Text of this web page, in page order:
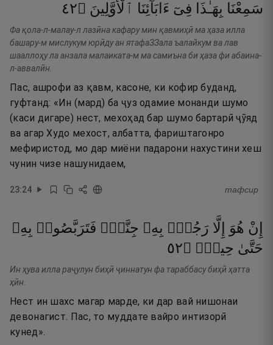
سَمِعْنَا بِهَـٰذَا فِىٓ ءَابَآئِنَا ٱلْأَوَّلِينَ ۝٢٤
Фа қола-л-малау-л лазӣна кафару мин қавмиҳӣ ма ҳаза илла
башару-м мислукум юрӣду ан ятафаЗЗала ъалайкум ва лав
шааллоҳу ла анзала малаиката-м ма самиъна би ҳаза фи абаина-
л-аввалӣн.
Пас, ашрофи аз қавм, касоне, ки кофир буданд,
гуфтанд: «Ин (мард) ба ҷуз одамие монанди шумо
(каси дигаре) нест, мехоҳад бар шумо бартарӣ ҷӯяд
ва агар Худо мехост, албатта, фариштагонро
мефиристод, мо дар миёни падарони нахустини хеш
чунин чизе нашунидаем,
23:24 тафсир
إِنْ هُوَ إِلَّا رَجُلٌۢ بِهِۦ جِنَّةٌۭ فَتَرَبَّصُوا۟ بِهِۦ
حَتَّىٰ حِينٍۢ ۝٢٥
Ин ҳува илла раҷулун биҳӣ ҷиннатун фа тараббасу биҳӣ ҳатта
ҳӣн.
Нест ин шахс магар марде, ки дар вай нишонаи
девонагист. Пас, то муддате вайро интизорӣ
кунед».